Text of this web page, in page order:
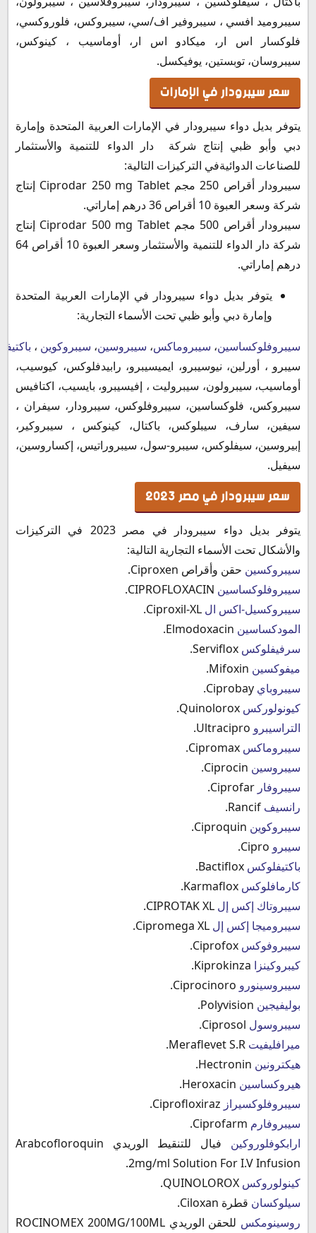
سيبروميد افسي ، سيبروفير اف/سي، سيبروكس، فلوروكسي،
فلوكسار اس ار، ميكادو اس ار، أوماسيب ، كينوكس،
سيبروسان، توبستين، يوفيكسل.
سعر سيبرودار في الإمارات
يتوفر بديل دواء سيبرودار في الإمارات العربية المتحدة وإمارة
دبي وأبو ظبي إنتاج شركة دار الدواء للتنمية والأستثمار
للصناعات الدوائيةفي التركيزات التالية:
سيبرودار أقراص 250 مجم Ciprodar 250 mg Tablet إنتاج
شركة وسعر العبوة 10 أقراص 36 درهم إماراتي.
سيبرودار أقراص 500 مجم Ciprodar 500 mg Tablet إنتاج
شركة دار الدواء للتنمية والأستثمار وسعر العبوة 10 أقراص 64
درهم إماراتي.
يتوفر بديل دواء سيبرودار في الإمارات العربية المتحدة
وإمارة دبي وأبو ظبي تحت الأسماء التجارية:
سيبروفلوكساسين، سيبروماكس، سيبروسين، سيبروكوين ،
سيبرو ، أورلين، نيوسيبرو، ايميسيبرو، رابيدفلوكس، كيوسيب،
أوماسيب، سيبرولون، سيبروليت ، إفيسيبرو، بايسيب، اكتافيس
سيبروكس، فلوكساسين، سيبروفلوكس، سيبرودار، سيفران ،
سيفين، سارف، سيبلوكس، باكتال، كينوكس ، سيبروكير،
إبيروسين، سيفلوكس، سيبرو-سول، سيبروراتيس، إكساروسين،
سيفيل.
سعر سيبرودار في مصر 2023
يتوفر بديل دواء سيبرودار في مصر 2023 في التركيزات
والأشكال تحت الأسماء التجارية التالية:
سيبروكسين حقن وأقراص Ciproxen.
سيبروفلوكساسين CIPROFLOXACIN.
سيبروكسيل-اكس ال
المودكساسين
سرفيفلوكس
ميفوكسين
سيبروباي
كيونولوركس
التراسيبرو
سيبروماكس
سيبروسين
سيبروفار
رانسيف
سيبروكوين
سيبرو
باكتيفلوكس
كارمافلوكس
سيبروتاك إكس إل
سيبروميجا إكس إل
سيبروفوكس
كيبروكينزا
سيبروسينورو
بوليفيجين
سيبروسول
ميرافليفيت
هيكترونين
هيروكساسين
سيبروفلوكسيراز
سيبروفارم
ارابكوفلوروكين
فيال للتنقيط الوريدي Arabcofloroquin
2mg/ml Solution For I.V Infusion.
كينولوروكس
سيلوكسان قطرة Ciloxan.
روسينومكس
للحقن الوريدي ROCINOMEX 200MG/100ML